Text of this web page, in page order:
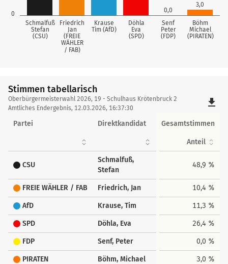
0
Schmalfuß
Stefan
(CSU)
Friedrich
Jan
(FREIE
WÄHLER
/ FAB)
Krause
Tim (AfD)
Döhla
Eva
(SPD)
Senf
Peter
(FDP)
Böhm
Michael
(PIRATEN)
0,0
3,0
Stimmen tabellarisch
Stimmen
tabellarisch
Oberbürgermeisterwahl 2026, 19 - Schulhaus Krötenbruck 2
Amtliches Endergebnis, 12.03.2026, 16:37:30
file_download
Partei Direktkandidat Gesamtstimmen
Anteil
CSU
Schmalfuß,
Stefan
48,9 %
FREIE WÄHLER / FAB Friedrich, Jan 10,4 %
AfD Krause, Tim 11,3 %
SPD Döhla, Eva 26,4 %
FDP Senf, Peter 0,0 %
PIRATEN Böhm, Michael 3,0 %